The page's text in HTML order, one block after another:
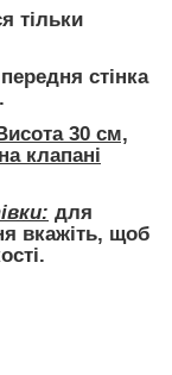
тільки
стінка
30 см,
клапані
для
вкажіть, щоб